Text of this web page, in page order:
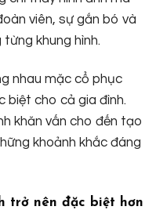
viên, sự gắn bó và
khung hình.
nhau mặc cổ phục
biệt cho cả gia đình.
khăn vấn cho đến tạo
khoảnh khắc đáng
trở nên đặc biệt hơn